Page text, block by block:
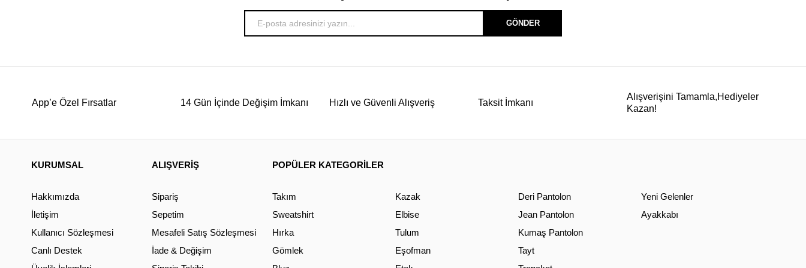
GÖNDER
App’e Özel Fırsatlar 14 Gün İçinde Değişim İmkanı Hızlı ve Güvenli Alışveriş Taksit İmkanı
Alışverişini Tamamla,Hediyeler
Kazan!
KURUMSAL
Hakkımızda
İletişim
Kullanıcı Sözleşmesi
Canlı Destek
ALIŞVERİŞ
Sipariş
Sepetim
Mesafeli Satış Sözleşmesi
İade & Değişim
POPÜLER KATEGORİLER
Takım
Sweatshirt
Hırka
Gömlek
Kazak
Elbise
Tulum
Eşofman
Deri Pantolon
Jean Pantolon
Kumaş Pantolon
Tayt
Yeni Gelenler
Ayakkabı